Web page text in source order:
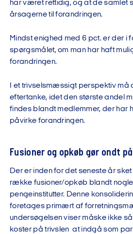
har været rettidig, og at de samlet
årsagerne til forandringen.
Mindst enighed med 6 pct. er der i
spørgsmålet, om man har haft
forandringen.
I et trivselsmæssigt perspektiv må
eftertanke, idet den største andel
findes blandt medlemmer, der har
påvirke forandringen.
Fusioner og opkøb gør ondt
Der er inden for det seneste år sket
række fusioner/opkøb blandt
pengeinstitutter. Denne
foretages primært af
undersøgelsen viser måske ikke
koster på trivslen at indgå som